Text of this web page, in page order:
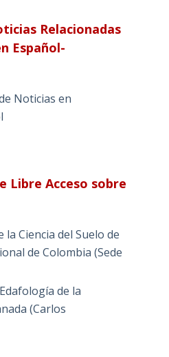
Relacionadas
Español-
Noticias en
Libre Acceso sobre
Ciencia del Suelo de
de Colombia (Sede
de la
(Carlos